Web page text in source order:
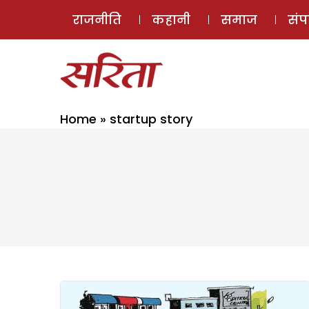
राजनीति कहानी समाज
Home » startup story